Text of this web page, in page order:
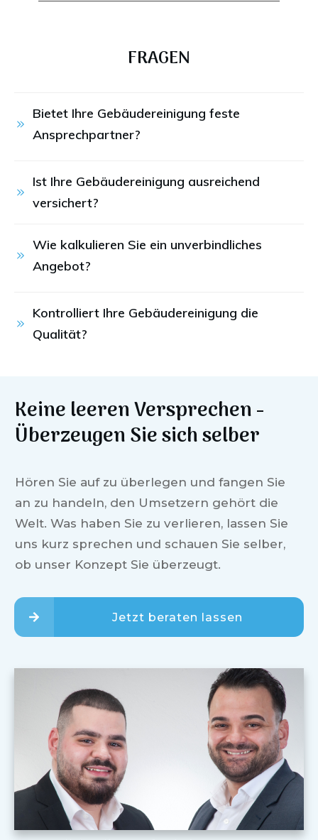
FRAGEN
Bietet Ihre Gebäudereinigung feste
Ansprechpartner?
Ist Ihre Gebäudereinigung ausreichend
versichert?
Wie kalkulieren Sie ein unverbindliches
Angebot?
Kontrolliert Ihre Gebäudereinigung die
Qualität?
Keine leeren Versprechen -
Überzeugen Sie sich selber
Hören Sie auf zu überlegen und fangen Sie
an zu handeln, den Umsetzern gehört die
Welt. Was haben Sie zu verlieren, lassen Sie
uns kurz sprechen und schauen Sie selber,
ob unser Konzept Sie überzeugt.
Jetzt beraten lassen